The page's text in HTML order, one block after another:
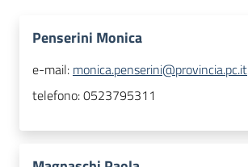
Penserini Monica
e-mail: monica.penserini@provincia.pc.it
telefono:0523795311